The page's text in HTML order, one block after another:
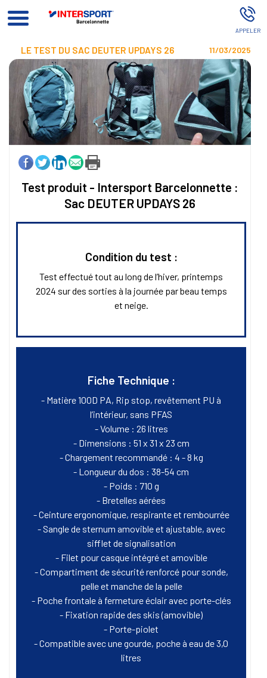
LE TEST DU SAC DEUTER UPDAYS 26 11/03/2025
Test produit - Intersport Barcelonnette :
Sac DEUTER UPDAYS 26
Condition du test :
Test effectué tout au long de l’hiver, printemps
2024 sur des sorties à la journée par beau temps
et neige.
Fiche Technique :
- Matière 100D PA, Rip stop, revêtement PU à
l’intérieur, sans PFAS
- Volume : 26 litres
- Dimensions : 51 x 31 x 23 cm
- Chargement recommandé : 4 - 8 kg
- Longueur du dos : 38-54 cm
- Poids : 710 g
- Bretelles aérées
- Ceinture ergonomique, respirante et rembourrée
- Sangle de sternum amovible et ajustable, avec
sifflet de signalisation
- Filet pour casque intégré et amovible
- Compartiment de sécurité renforcé pour sonde,
pelle et manche de la pelle
- Poche frontale à fermeture éclair avec porte-clés
- Fixation rapide des skis (amovible)
- Porte-piolet
- Compatible avec une gourde, poche à eau de 3,0
litres